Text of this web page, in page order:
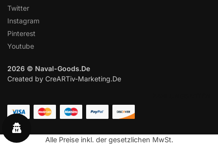
Twitter
Instagram
Pinterest
Youtube
2026 © Naval-Goods.De
Created by CreARTiv-Marketing.De
Alle Preise inkl. der gesetzlichen MwSt.